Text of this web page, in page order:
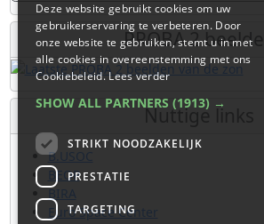
PROBA 2 beelden
Nuttige links
B.USOC
BEOP
BIRA
Euro Space Center
Deze website gebruikt cookies om uw
gebruikerservaring te verbeteren. Door
onze website te gebruiken, stemt u in met
alle cookies in overeenstemming met ons
Cookiebeleid.Lees verder
SHOW ALL PARTNERS (1913) →
STRIKT NOODZAKELIJK
PRESTATIE
TARGETING